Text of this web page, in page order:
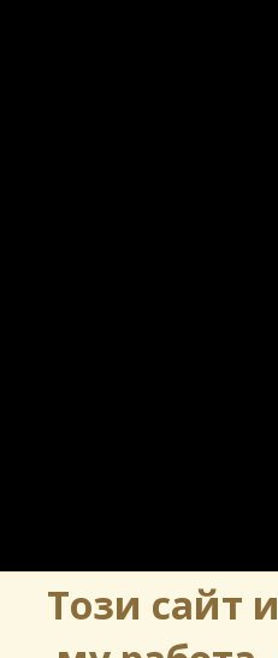
Този сайт